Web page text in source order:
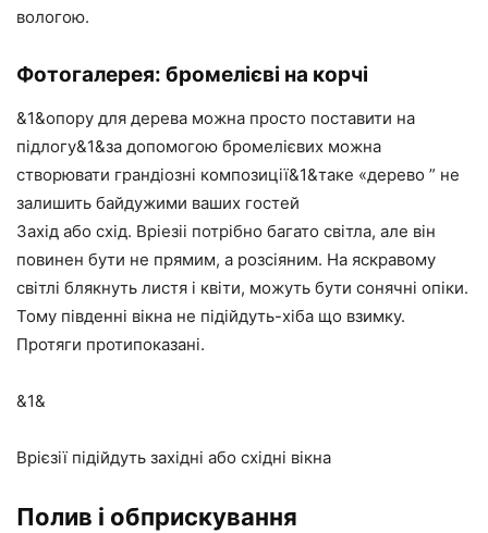
вологою.
Фотогалерея: бромелієві на корчі
&1&опору для дерева можна просто поставити на
підлогу&1&за допомогою бромелієвих можна
створювати грандіозні композиції&1&таке «дерево ” не
залишить байдужими ваших гостей
Захід або схід. Вріезіі потрібно багато світла, але він
повинен бути не прямим, а розсіяним. На яскравому
світлі блякнуть листя і квіти, можуть бути сонячні опіки.
Тому південні вікна не підійдуть-хіба що взимку.
Протяги протипоказані.
&1&
Врієзії підійдуть західні або східні вікна
Полив і обприскування